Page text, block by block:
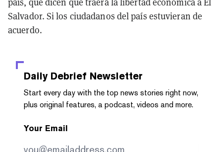
Salvador. Si los ciudadanos del país estuvieran de
acuerdo.
Daily Debrief Newsletter
Start every day with the top news stories right now,
plus original features, a podcast, videos and more.
Your Email